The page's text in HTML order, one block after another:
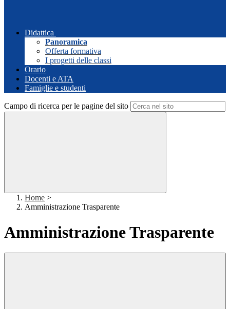
Didattica
Panoramica
Offerta formativa
I progetti delle classi
Orario
Docenti e ATA
Famiglie e studenti
Campo di ricerca per le pagine del sito
Home >
Amministrazione Trasparente
Amministrazione Trasparente